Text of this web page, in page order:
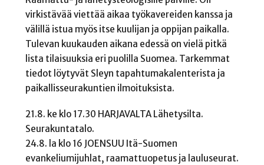
virkistävää viettää aikaa työkavereiden kanssa ja
välillä istua myös itse kuulijan ja oppijan paikalla.
Tulevan kuukauden aikana edessä on vielä pitkä
lista tilaisuuksia eri puolilla Suomea. Tarkemmat
tiedot löytyvät Sleyn tapahtumakalenterista ja
paikallisseurakuntien ilmoituksista.
21.8. ke klo 17.30 HARJAVALTA Lähetysilta.
Seurakuntatalo.
24.8. la klo 16 JOENSUU Itä-Suomen
evankeliumijuhlat, raamattuopetus ja lauluseurat.